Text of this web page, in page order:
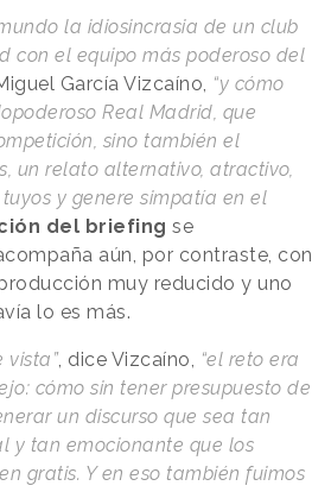
la idiosincrasia de un club
con el equipo más poderoso del
García Vizcaíno, “y cómo
Real Madrid, que
sino también el
un relato alternativo, atractivo,
y genere simpatía en el
del briefing se
aún, por contraste, con
muy reducido y uno
lo es más.
vista”, dice Vizcaíno, “el reto era
cómo sin tener presupuesto de
un discurso que sea tan
y tan emocionante que los
gratis. Y en eso también fuimos